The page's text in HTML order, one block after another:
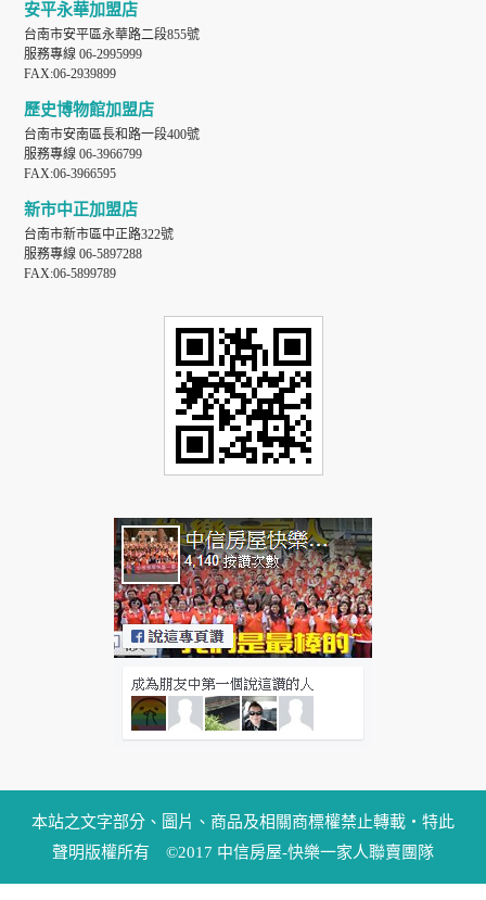
安平永華加盟店
台南市安平區永華路二段855號
服務專線 06-2995999
FAX:06-2939899
歷史博物館加盟店
台南市安南區長和路一段400號
服務專線 06-3966799
FAX:06-3966595
新市中正加盟店
台南市新市區中正路322號
服務專線 06-5897288
FAX:06-5899789
本站之文字部分、圖片、商品及相關商標權禁止轉載‧特此
聲明版權所有 ©2017 中信房屋-快樂一家人聯賣團隊